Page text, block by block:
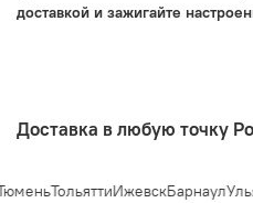
доставкой и зажигайте
Доставка в любую точку
ТольяттиИжевскБарнаул